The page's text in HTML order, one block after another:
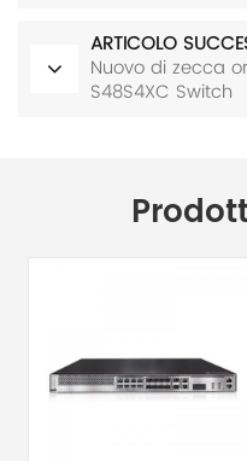
ARTICOLO
Nuovo di zecca
S48S4XC Switch